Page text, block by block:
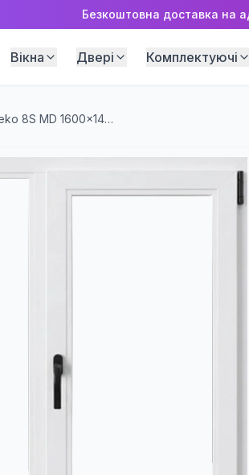
Безкоштовна доставка на
Вікна Двері Комплектуючі
Вікно Steko 8S MD 1600×1400 мм (2 стулки)